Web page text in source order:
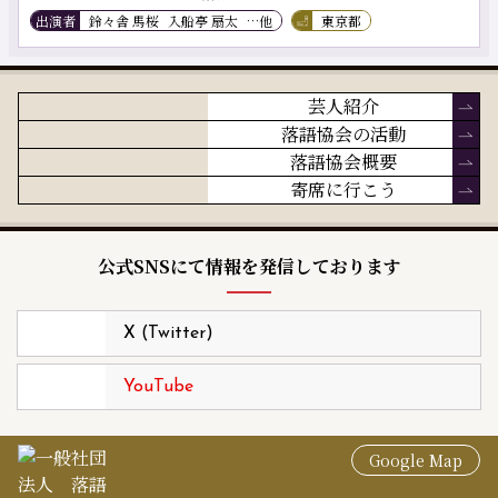
出演者 鈴々舎 馬桜 入船亭 扇太 …他 東京都
芸人紹介
落語協会の活動
落語協会概要
寄席に行こう
公式SNSにて情報を発信しております
X (Twitter)
YouTube
Google Map